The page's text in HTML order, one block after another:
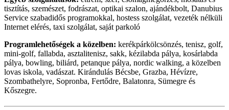
tisztítás, szemészet, fodrászat, optikai szalon, ajándékbolt, Danubius
Service szabadidős programokkal, hostess szolgálat, vezeték nélküli
Internet elérés, taxi szolgálat, saját parkoló
Programlehetőségek a közelben: kerékpárkölcsönzés, tenisz, golf,
mini-golf, fallabda, asztalitenisz, sakk, kézilabda pálya, kosárlabda
pálya, bowling, biliárd, petanque pálya, nordic walking, a közelben
lovas iskola, vadászat. Kirándulás Bécsbe, Grazba, Hévízre,
Szombathelyre, Sopronba, Fertődre, Balatonra, Sümegre és
Kőszegre.